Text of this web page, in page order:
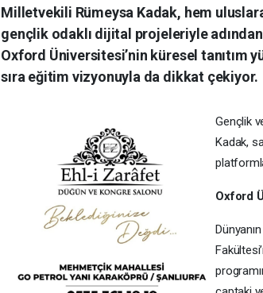
Milletvekili Rümeysa Kadak, hem
gençlik odaklı dijital projeleriyle
Oxford Üniversitesi’nin küresel tanıtım
sıra eğitim vizyonuyla da dikkat çekiyor.
Gençlik
Kadak,
Oxford